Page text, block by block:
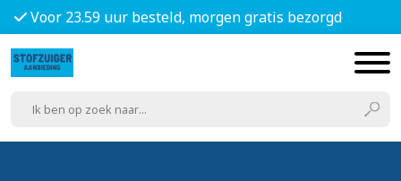
Voor 23.59 uur besteld, morgen gratis bezorgd